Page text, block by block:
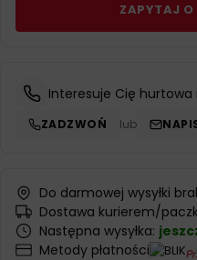
ZAPYTAJ O
Interesuje Cię hurtowa
ZADZWOŃ lub
Do darmowej wysyłki
Dostawa kurierem/
Następna wysyłka:
Metody płatności